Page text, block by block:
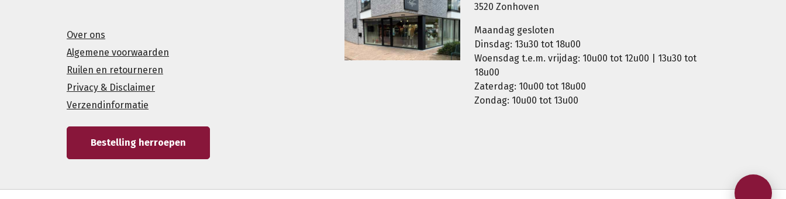
Over ons
Algemene voorwaarden
Ruilen en retourneren
Privacy & Disclaimer
Verzendinformatie
Bestelling herroepen
3520 Zonhoven
Maandag gesloten
Dinsdag: 13u30 tot 18u00
Woensdag t.e.m. vrijdag: 10u00 tot 12u00 | 13u30 tot
18u00
Zaterdag: 10u00 tot 18u00
Zondag: 10u00 tot 13u00